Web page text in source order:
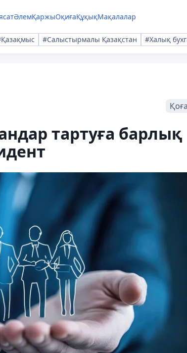
ӘлемҚаржыОқиғаҚұқықМақалалар
#Салыстырмалы Қазақстан #Халық
тартуға барлық